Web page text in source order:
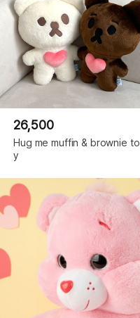
26,500
Hug me muffin & brownie to
y